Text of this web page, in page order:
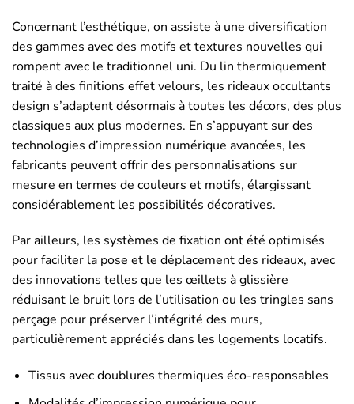
Concernant l’esthétique, on assiste à une diversification
des gammes avec des motifs et textures nouvelles qui
rompent avec le traditionnel uni. Du lin thermiquement
traité à des finitions effet velours, les rideaux occultants
design s’adaptent désormais à toutes les décors, des plus
classiques aux plus modernes. En s’appuyant sur des
technologies d’impression numérique avancées, les
fabricants peuvent offrir des personnalisations sur
mesure en termes de couleurs et motifs, élargissant
considérablement les possibilités décoratives.
Par ailleurs, les systèmes de fixation ont été optimisés
pour faciliter la pose et le déplacement des rideaux, avec
des innovations telles que les œillets à glissière
réduisant le bruit lors de l’utilisation ou les tringles sans
perçage pour préserver l’intégrité des murs,
particulièrement appréciés dans les logements locatifs.
Tissus avec doublures thermiques éco-responsables